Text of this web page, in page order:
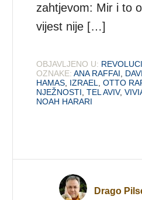
zahtjevom: Mir i to
vijest nije […]
OBJAVLJENO U:
OZNAKE: ANA RAFFAI
HAMAS IZRAEL ,OTTO
NJEŽNOSTI ,TEL AVIV,
NOAH HARARI
Drago